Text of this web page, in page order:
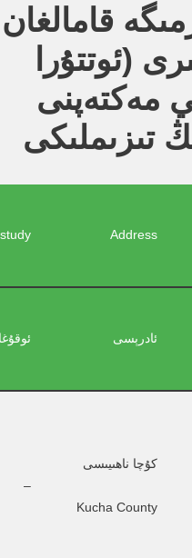
قامالغان
(ئوتتۇرا
مەكتەپنى
تىزىملىكى
Address
ئادرېسى
كۇچا ناھىيىسى
Kucha County
–